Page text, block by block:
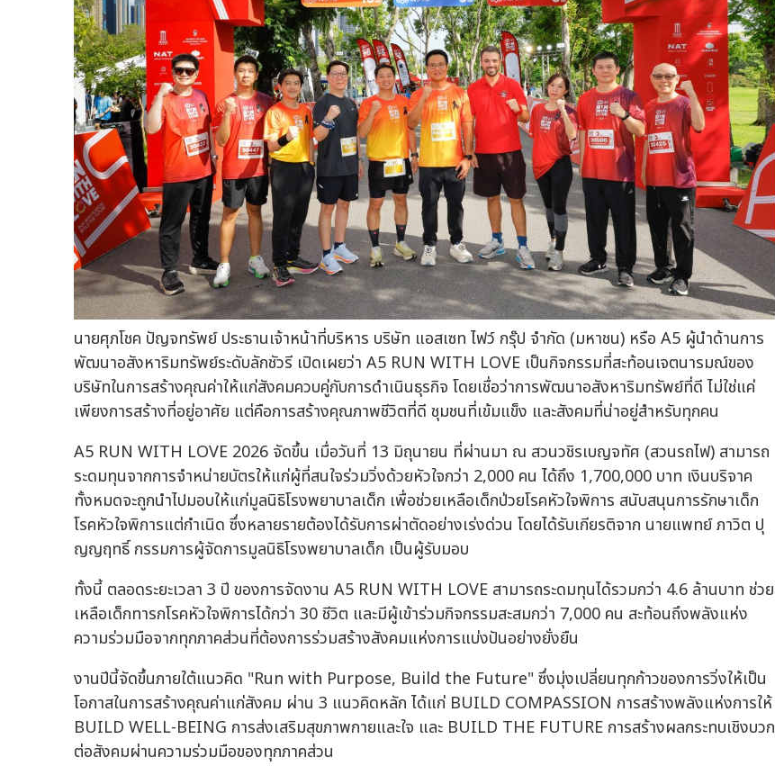
นายศุภโชค ปัญจทรัพย์ ประธานเจ้าหน้าที่บริหาร บริษัท แอสเซท ไฟว์ กรุ๊ป จำกัด (มหาชน) หรือ A5 ผู้นำด้านการ
พัฒนาอสังหาริมทรัพย์ระดับลักชัวรี เปิดเผยว่า A5 RUN WITH LOVE เป็นกิจกรรมที่สะท้อนเจตนารมณ์ของ
บริษัทในการสร้างคุณค่าให้แก่สังคมควบคู่กับการดำเนินธุรกิจ โดยเชื่อว่าการพัฒนาอสังหาริมทรัพย์ที่ดี ไม่ใช่แค่
เพียงการสร้างที่อยู่อาศัย แต่คือการสร้างคุณภาพชีวิตที่ดี ชุมชนที่เข้มแข็ง และสังคมที่น่าอยู่สำหรับทุกคน
A5 RUN WITH LOVE 2026 จัดขึ้น เมื่อวันที่ 13 มิถุนายน ที่ผ่านมา ณ สวนวชิรเบญจทัศ (สวนรถไฟ) สามารถ
ระดมทุนจากการจำหน่ายบัตรให้แก่ผู้ที่สนใจร่วมวิ่งด้วยหัวใจกว่า 2,000 คน ได้ถึง 1,700,000 บาท เงินบริจาค
ทั้งหมดจะถูกนำไปมอบให้แก่มูลนิธิโรงพยาบาลเด็ก เพื่อช่วยเหลือเด็กป่วยโรคหัวใจพิการ สนับสนุนการรักษาเด็ก
โรคหัวใจพิการแต่กำเนิด ซึ่งหลายรายต้องได้รับการผ่าตัดอย่างเร่งด่วน โดยได้รับเกียรติจาก นายแพทย์ ภาวิต ปุ
ญญฤทธิ์ กรรมการผู้จัดการมูลนิธิโรงพยาบาลเด็ก เป็นผู้รับมอบ
ทั้งนี้ ตลอดระยะเวลา 3 ปี ของการจัดงาน A5 RUN WITH LOVE สามารถระดมทุนได้รวมกว่า 4.6 ล้านบาท ช่วย
เหลือเด็กทารกโรคหัวใจพิการได้กว่า 30 ชีวิต และมีผู้เข้าร่วมกิจกรรมสะสมกว่า 7,000 คน สะท้อนถึงพลังแห่ง
ความร่วมมือจากทุกภาคส่วนที่ต้องการร่วมสร้างสังคมแห่งการแบ่งปันอย่างยั่งยืน
งานปีนี้จัดขึ้นภายใต้แนวคิด "Run with Purpose, Build the Future" ซึ่งมุ่งเปลี่ยนทุกก้าวของการวิ่งให้เป็น
โอกาสในการสร้างคุณค่าแก่สังคม ผ่าน 3 แนวคิดหลัก ได้แก่ BUILD COMPASSION การสร้างพลังแห่งการให้
BUILD WELL-BEING การส่งเสริมสุขภาพกายและใจ และ BUILD THE FUTURE การสร้างผลกระทบเชิงบวก
ต่อสังคมผ่านความร่วมมือของทุกภาคส่วน